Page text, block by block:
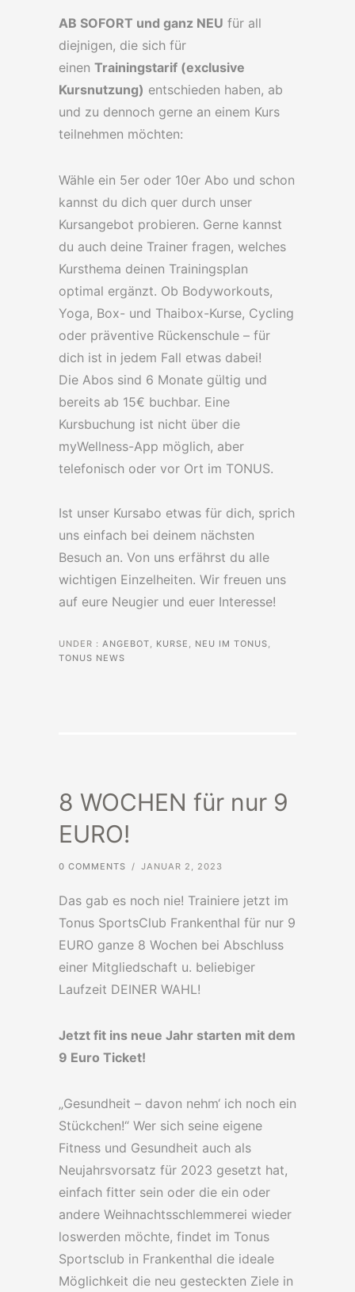
AB SOFORT und ganz NEU für all
diejnigen, die sich für
einen Trainingstarif (exclusive
Kursnutzung) entschieden haben, ab
und zu dennoch gerne an einem Kurs
teilnehmen möchten:
Wähle ein 5er oder 10er Abo und schon
kannst du dich quer durch unser
Kursangebot probieren. Gerne kannst
du auch deine Trainer fragen, welches
Kursthema deinen Trainingsplan
optimal ergänzt. Ob Bodyworkouts,
Yoga, Box- und Thaibox-Kurse, Cycling
oder präventive Rückenschule – für
dich ist in jedem Fall etwas dabei!
Die Abos sind 6 Monate gültig und
bereits ab 15€ buchbar. Eine
Kursbuchung ist nicht über die
myWellness-App möglich, aber
telefonisch oder vor Ort im TONUS.
Ist unser Kursabo etwas für dich, sprich
uns einfach bei deinem nächsten
Besuch an. Von uns erfährst du alle
wichtigen Einzelheiten. Wir freuen uns
auf eure Neugier und euer Interesse!
UNDER : ANGEBOT, KURSE , NEU IM TONUS,
TONUS NEWS
8 WOCHEN für nur 9
EURO!
0 COMMENTS / JANUAR 2, 2023
Das gab es noch nie! Trainiere jetzt im
Tonus SportsClub Frankenthal für nur 9
EURO ganze 8 Wochen bei Abschluss
einer Mitgliedschaft u. beliebiger
Laufzeit DEINER WAHL!
Jetzt fit ins neue Jahr starten mit dem
9 Euro Ticket!
„Gesundheit – davon nehm‘ ich noch ein
Stückchen!“ Wer sich seine eigene
Fitness und Gesundheit auch als
Neujahrsvorsatz für 2023 gesetzt hat,
einfach fitter sein oder die ein oder
andere Weihnachtsschlemmerei wieder
loswerden möchte, findet im Tonus
Sportsclub in Frankenthal die ideale
Möglichkeit die neu gesteckten Ziele in